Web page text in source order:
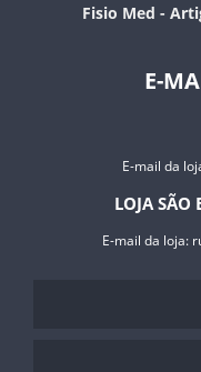
Fisio Med -
E-
E-mail da
LOJA SÃO
E-mail da loja: